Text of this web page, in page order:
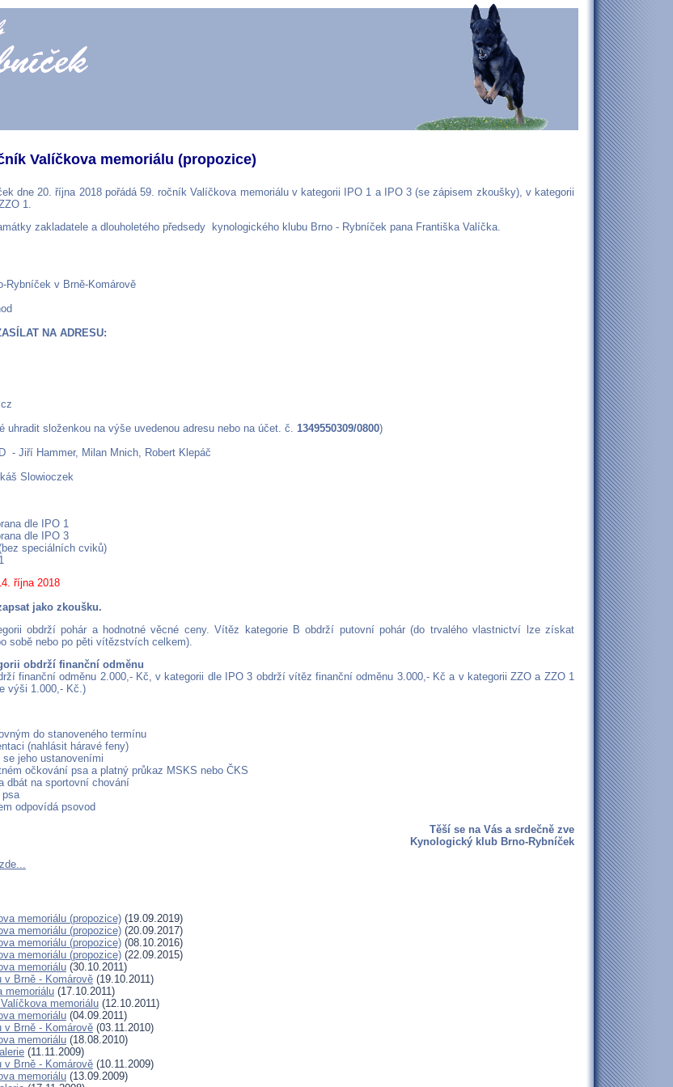
Valíčkova memoriálu (propozice)
dne 20. října 2018 pořádá 59. ročník Valíčkova memoriálu v kategorii IPO 1 a IPO 3 (se zápisem zkoušky), v kategorii
1.
zakladatele a dlouholetého předsedy kynologického klubu Brno - Rybníček pana Františka Valíčka.
Rybníček v Brně-Komárově
NA ADRESU:
uhradit složenkou na výše uvedenou adresu nebo na účet. č. 1349550309/0800)
- Jiří Hammer, Milan Mnich, Robert Klepáč
Slowioczek
dle IPO 1
dle IPO 3
speciálních cviků)
října 2018
jako zkoušku.
obdrží pohár a hodnotné věcné ceny. Vítěz kategorie B obdrží putovní pohár (do trvalého vlastnictví lze získat
sobě nebo po pěti vítězstvích celkem).
obdrží finanční odměnu
finanční odměnu 2.000,- Kč, v kategorii dle IPO 3 obdrží vítěz finanční odměnu 3.000,- Kč a v kategorii ZZO a ZZO 1
výši 1.000,- Kč.)
do stanoveného termínu
(nahlásit háravé feny)
jeho ustanoveními
očkování psa a platný průkaz MSKS nebo ČKS
dbát na sportovní chování
psa
odpovídá psovod
Těší se na Vás a srdečně zve
Kynologický klub Brno-Rybníček
memoriálu (propozice) (19.09.2019)
memoriálu (propozice) (20.09.2017)
memoriálu (propozice) (08.10.2016)
memoriálu (propozice) (22.09.2015)
memoriálu (30.10.2011)
v Brně - Komárově (19.10.2011)
memoriálu (17.10.2011)
memoriálu (12.10.2011)
memoriálu (04.09.2011)
v Brně - Komárově (03.11.2010)
memoriálu (18.08.2010)
(11.11.2009)
v Brně - Komárově (10.11.2009)
memoriálu (13.09.2009)